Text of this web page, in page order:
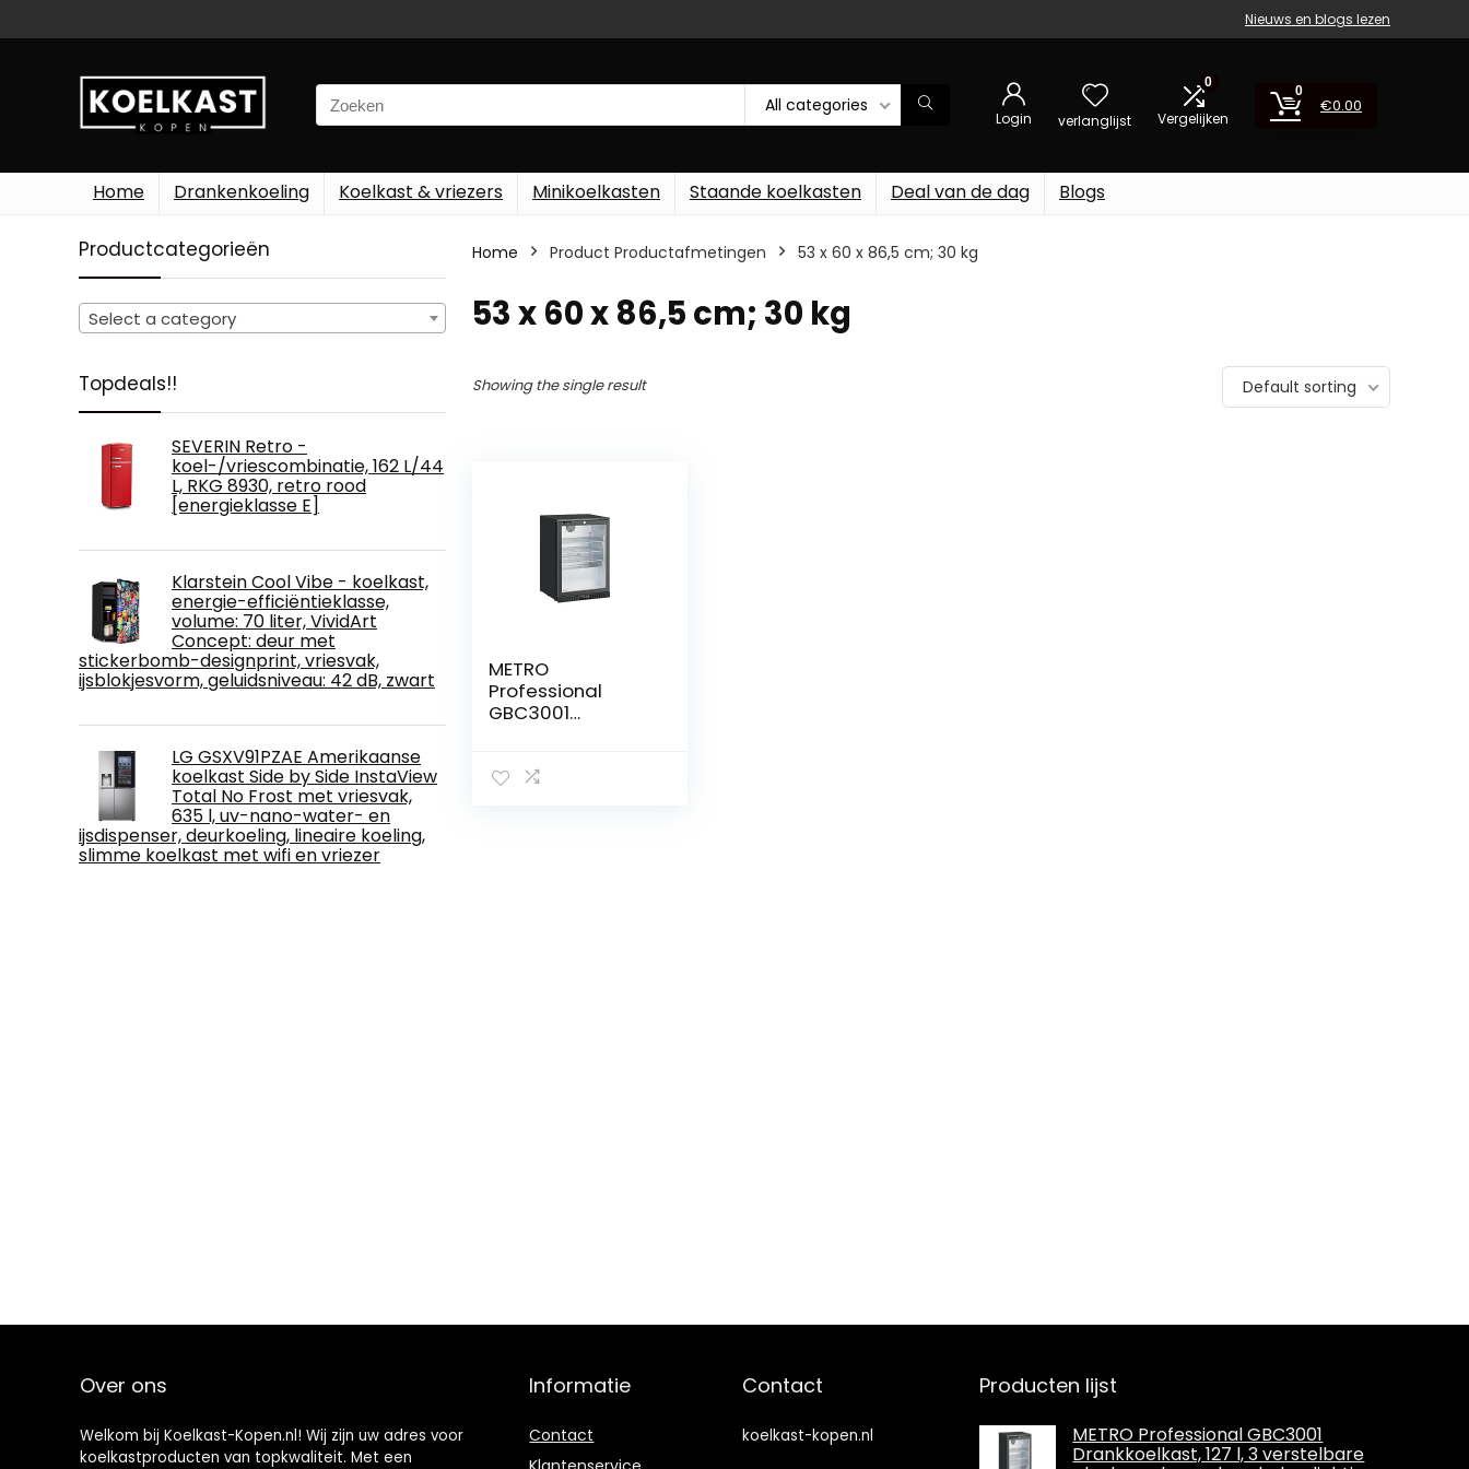
Nieuws en blogs lezen
Search
for:
All categories
Login verlanglijst
0
Vergelijken
0
€0.00
Home Drankenkoeling Koelkast & vriezers Minikoelkasten Staande koelkasten Deal van de dag Blogs
Productcategorieën
Select a category
Topdeals!!
SEVERIN Retro -
koel-/vriescombinatie, 162 L/44
L, RKG 8930, retro rood
[energieklasse E]
Klarstein Cool Vibe - koelkast,
energie-efficiëntieklasse,
volume: 70 liter, VividArt
Concept: deur met
stickerbomb-designprint, vriesvak,
ijsblokjesvorm, geluidsniveau: 42 dB, zwart
LG GSXV91PZAE Amerikaanse
koelkast Side by Side InstaView
Total No Frost met vriesvak,
635 l, uv-nano-water- en
ijsdispenser, deurkoeling, lineaire koeling,
slimme koelkast met wifi en vriezer
Home Product Productafmetingen ‎53 x 60 x 86,5 cm; 30 kg
‎53 x 60 x 86,5 cm; 30 kg
Showing the single result Default sorting
METRO
Professional
GBC3001
planken, glazen
Over ons
Welkom bij Koelkast-Kopen.nl! Wij zijn uw adres voor
koelkastproducten van topkwaliteit. Met een
Informatie
Contact
Contact
koelkast-kopen.nl
Producten lijst
METRO Professional GBC3001
Drankkoelkast, 127 l, 3 verstelbare